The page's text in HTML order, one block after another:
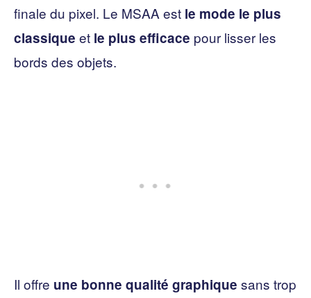
finale du pixel. Le MSAA est le mode le plus
classique et le plus efficace pour lisser les
bords des objets.
Il offre une bonne qualité graphique sans trop